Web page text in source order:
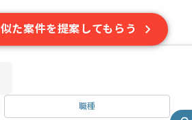
似た案件を提案してもらう
職種